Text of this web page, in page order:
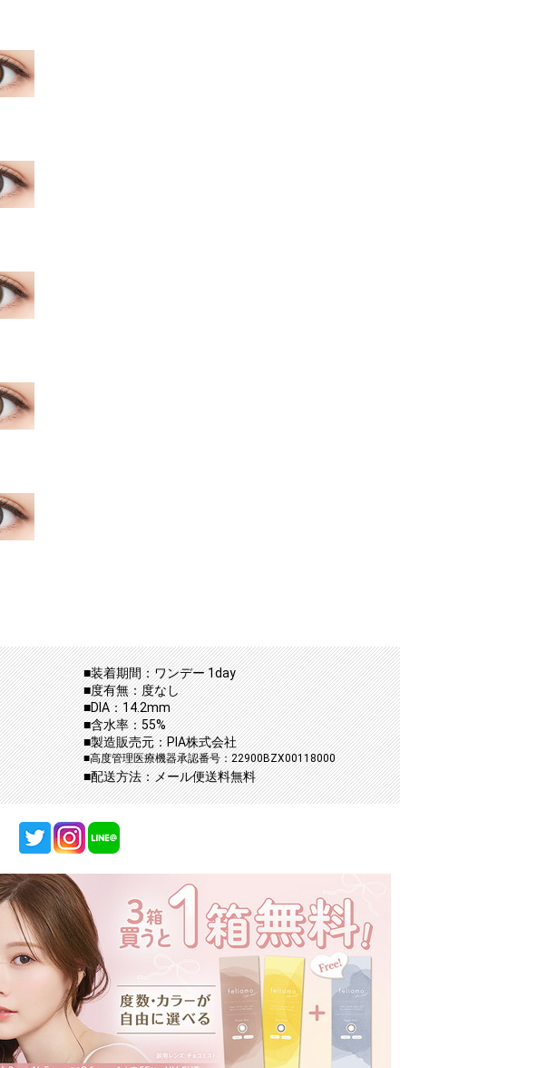
■装着期間：ワンデー 1day
■度有無：度なし
■DIA：14.2mm
■含水率：55%
■製造販売元：PIA株式会社
■高度管理医療機器承認番号：22900BZX00118000
■配送方法：メール便送料無料